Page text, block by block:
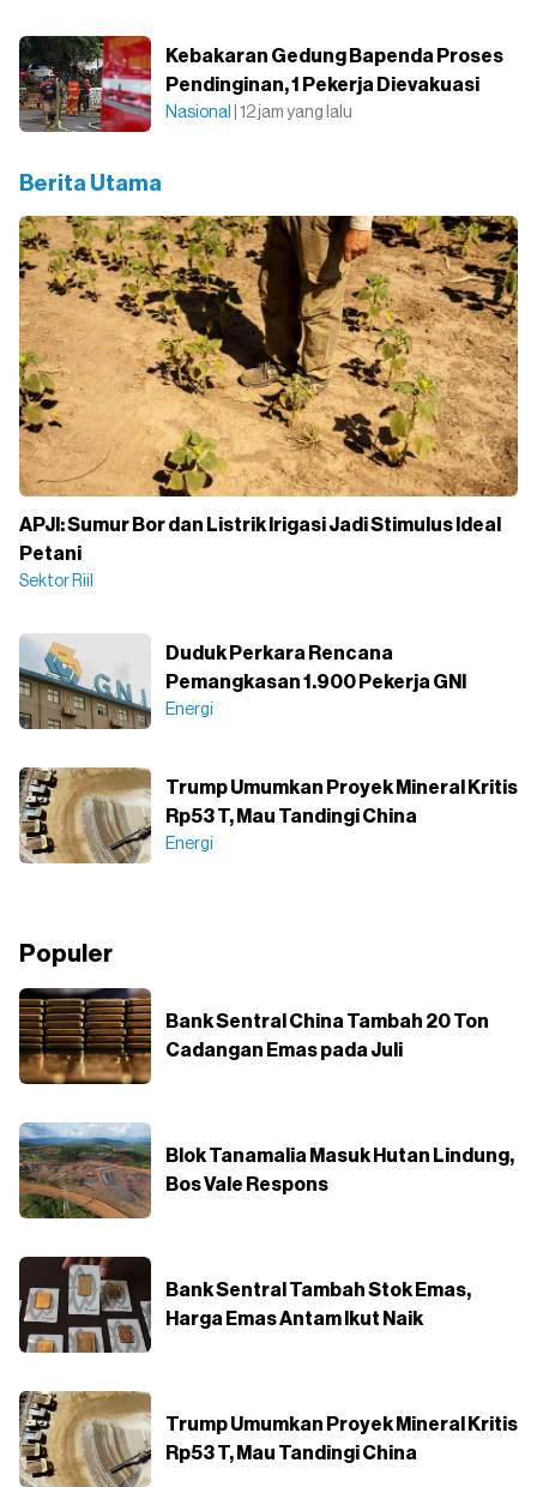
Kebakaran Gedung Bapenda Proses
Pendinginan, 1 Pekerja Dievakuasi
Nasional | 12 jam yang lalu
Berita Utama
APJI: Sumur Bor dan Listrik Irigasi Jadi Stimulus Ideal
Petani
Sektor Riil
Duduk Perkara Rencana
Pemangkasan 1.900 Pekerja GNI
Energi
Trump Umumkan Proyek Mineral Kritis
Rp53 T, Mau Tandingi China
Energi
Populer
Bank Sentral China Tambah 20 Ton
Cadangan Emas pada Juli
Blok Tanamalia Masuk Hutan Lindung,
Bos Vale Respons
Bank Sentral Tambah Stok Emas,
Harga Emas Antam Ikut Naik
Trump Umumkan Proyek Mineral Kritis
Rp53 T, Mau Tandingi China